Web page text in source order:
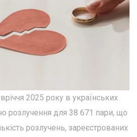
2025 року в українських
розлучення для 38 671 пари, що
розлучень, зареєстрованих